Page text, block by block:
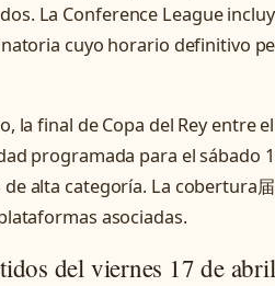
La Conference League
cuyo horario definitivo
la final de Copa del Rey entre
programada para el sábado
alta categoría. La cobertura
asociadas.
del viernes 17 de abril